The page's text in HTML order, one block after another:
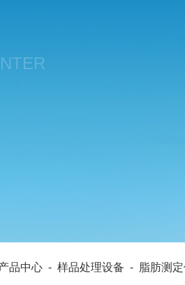
品中心 - 样品处理设备 - 脂肪测